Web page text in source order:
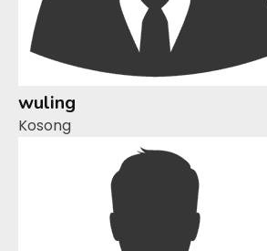
wuling
Kosong